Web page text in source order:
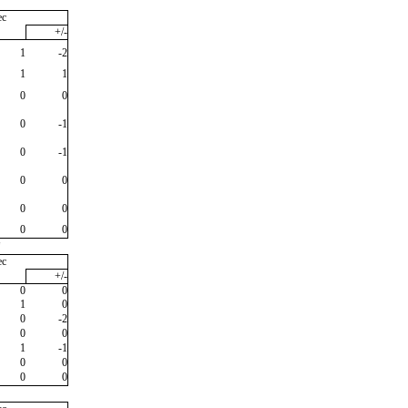
+/-
1
-2
1
1
0
0
0
-1
0
-1
0
0
0
0
0
0
+/-
0
0
1
0
0
-2
0
0
1
-1
0
0
0
0